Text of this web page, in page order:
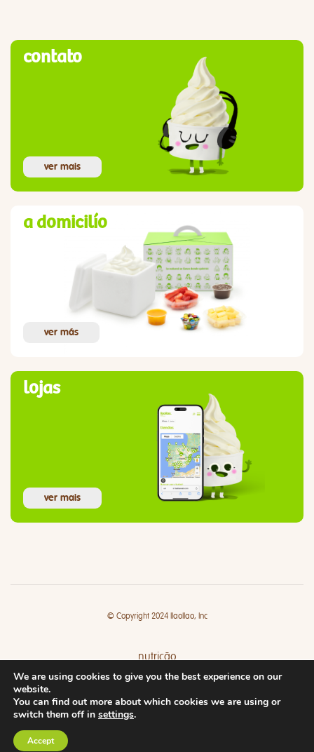
contato
ver mais
a domicilío
ver más
lojas
ver mais
© Copyright 2024 llaollao, Inc
nutrição
lojas
We are using cookies to give you the best experience on our
website.
You can find out more about which cookies we are using or
switch them off in settings.
Accept